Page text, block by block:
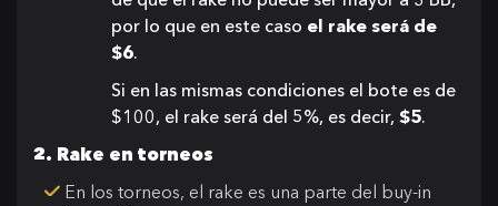
por lo que en este caso el rake será de
$6.
Si en las mismas condiciones el bote es de
$100, el rake será del 5%, es decir, $5.
2. Rake en torneos
En los torneos, el rake es una parte del buy-in